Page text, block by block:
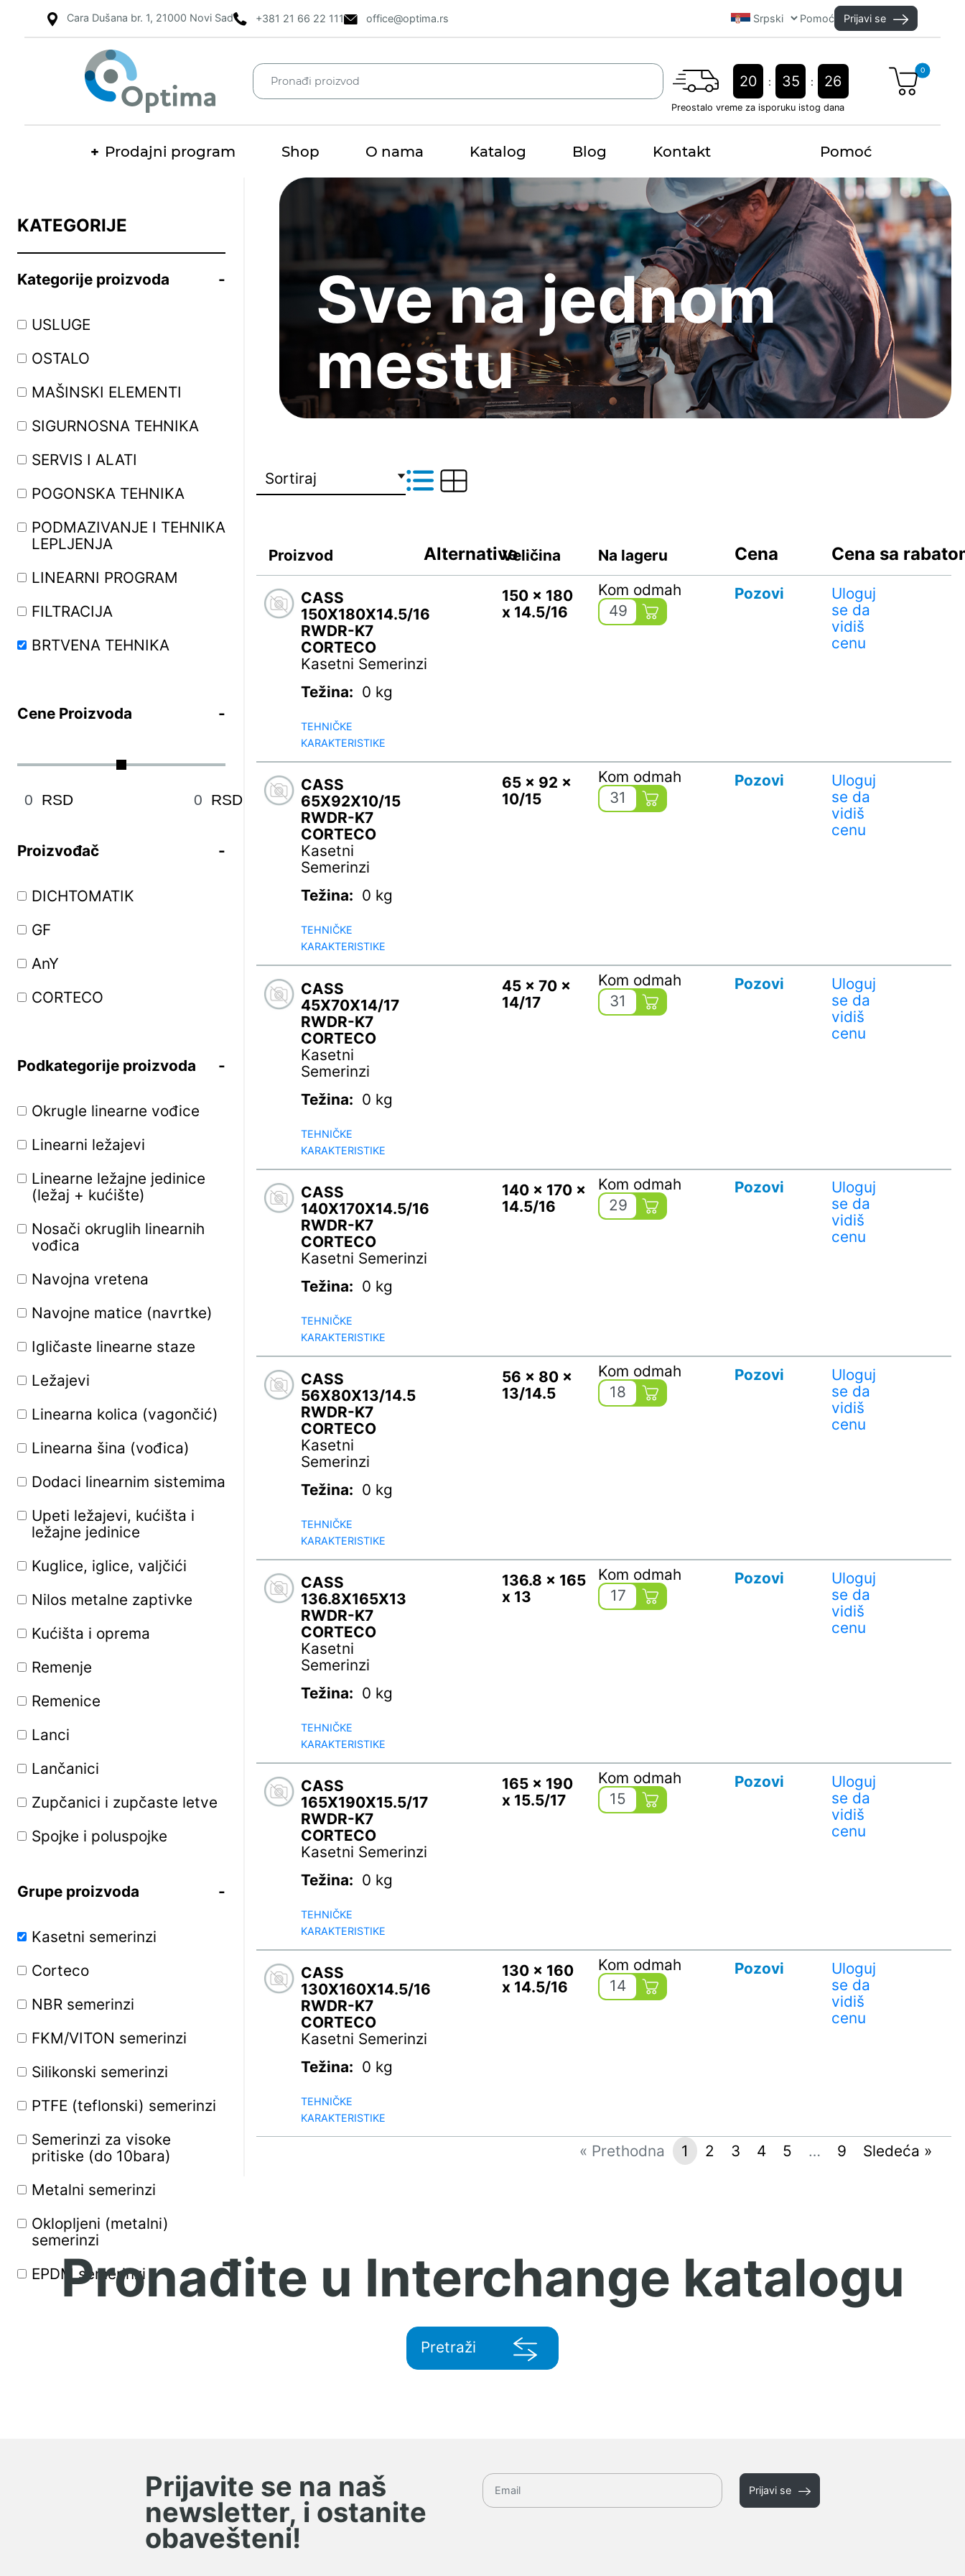
Cara Dušana br. 1, 21000 Novi Sad +381 21 66 22 111 office@optima.rs Pomoć Prijavi se
Pretraži
20 : 35 : 25
Preostalo vreme za isporuku istog dana
0
Prodajni program Shop O nama Katalog Blog Kontakt Pomoć
Sve na jednom
mestu
KATEGORIJE
Kategorije proizvoda
USLUGE
OSTALO
MAŠINSKI ELEMENTI
SIGURNOSNA TEHNIKA
SERVIS I ALATI
POGONSKA TEHNIKA
PODMAZIVANJE I TEHNIKA
LEPLJENJA
LINEARNI PROGRAM
FILTRACIJA
BRTVENA TEHNIKA
Cene Proizvoda
RSD RSD
Proizvođač
DICHTOMATIK
GF
AnY
CORTECO
Podkategorije proizvoda
Okrugle linearne vođice
Linearni ležajevi
Linearne ležajne jedinice
(ležaj + kućište)
Nosači okruglih linearnih
vođica
Navojna vretena
Navojne matice (navrtke)
Igličaste linearne staze
Ležajevi
Linearna kolica (vagončić)
Linearna šina (vođica)
Dodaci linearnim sistemima
Upeti ležajevi, kućišta i
ležajne jedinice
Kuglice, iglice, valjčići
Nilos metalne zaptivke
Kućišta i oprema
Remenje
Remenice
Lanci
Lančanici
Zupčanici i zupčaste letve
Spojke i poluspojke
Industrijski filteri
Procesni filteri
Semerinzi
O-ring prstenovi
V-ring prstenovi
X-ring prstenovi
Zaptivke za hidrauliku i
Preklopnici i obujmice
Razne stezaljke
Šarke
Pogoni i pogonski elementi
Motori i regulatori pogona
Konusne i stezne čaure
Grupe proizvoda
Kasetni semerinzi
Corteco
NBR semerinzi
FKM/VITON semerinzi
Silikonski semerinzi
PTFE (teflonski) semerinzi
Semerinzi za visoke
pritiske (do 10bara)
Metalni semerinzi
Oklopljeni (metalni)
semerinzi
EPDM semerinzi
Proizvod AlternativeVeličina Na lageru Cena Cena sa
CASS
150X180X14.5/16
RWDR-K7
CORTECO
Kasetni Semerinzi
Težina: 0 kg
TEHNIČKE
KARAKTERISTIKE
150 x 180
x 14.5/16
Kom odmah
49
Pozovi
Uloguj
se da
vidiš
cenu
CASS
65X92X10/15
RWDR-K7
CORTECO
Kasetni
Semerinzi
Težina: 0 kg
TEHNIČKE
KARAKTERISTIKE
65 x 92 x
10/15
Kom odmah
31
Pozovi
Uloguj
se da
vidiš
cenu
CASS
45X70X14/17
RWDR-K7
CORTECO
Kasetni
Semerinzi
Težina: 0 kg
TEHNIČKE
KARAKTERISTIKE
45 x 70 x
14/17
Kom odmah
31
Pozovi
Uloguj
se da
vidiš
cenu
CASS
140X170X14.5/16
RWDR-K7
CORTECO
Kasetni Semerinzi
Težina: 0 kg
TEHNIČKE
KARAKTERISTIKE
140 x 170 x
14.5/16
Kom odmah
29
Pozovi
Uloguj
se da
vidiš
cenu
CASS
56X80X13/14.5
RWDR-K7
CORTECO
Kasetni
Semerinzi
Težina: 0 kg
TEHNIČKE
KARAKTERISTIKE
56 x 80 x
13/14.5
Kom odmah
18
Pozovi
Uloguj
se da
vidiš
cenu
CASS
136.8X165X13
RWDR-K7
CORTECO
Kasetni
Semerinzi
Težina: 0 kg
TEHNIČKE
KARAKTERISTIKE
136.8 x 165
x 13
Kom odmah
17
Pozovi
Uloguj
se da
vidiš
cenu
CASS
165X190X15.5/17
RWDR-K7
CORTECO
Kasetni Semerinzi
Težina: 0 kg
TEHNIČKE
KARAKTERISTIKE
165 x 190
x 15.5/17
Kom odmah
15
Pozovi
Uloguj
se da
vidiš
cenu
CASS
130X160X14.5/16
RWDR-K7
CORTECO
Kasetni Semerinzi
Težina: 0 kg
TEHNIČKE
KARAKTERISTIKE
130 x 160
x 14.5/16
Kom odmah
14
Pozovi
Uloguj
se da
vidiš
cenu
« Prethodna 1 2 3 4 5 … 9 Sledeća »
Pronađite u Interchange katalogu
Pretraži
Prijavite se na naš
newsletter, i ostanite
obavešteni!
Prijavi se